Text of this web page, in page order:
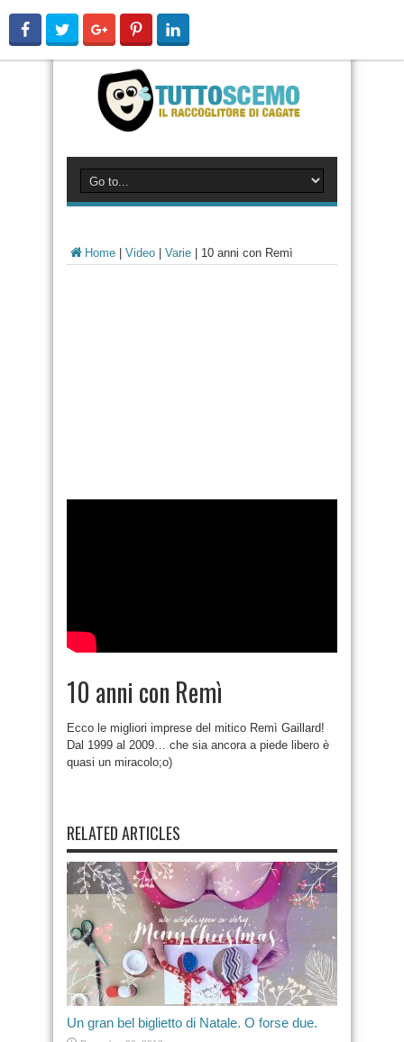
Home Video Varie 10 anni con Remì
10 anni con Remì
Ecco le migliori imprese del mitico Remì Gaillard!
Dal 1999 al 2009… che sia ancora a piede libero è
quasi un miracolo;o)
RELATED ARTICLES
Un gran bel biglietto di Natale. O forse due.